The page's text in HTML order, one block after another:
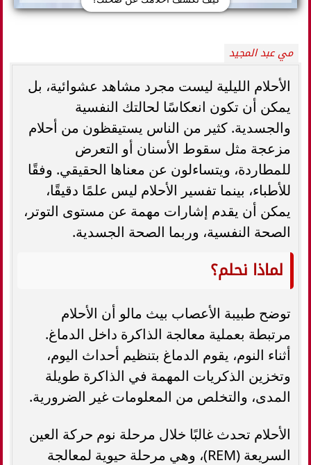
مي عبد المجيد
الأحلام الليلية ليست مجرد مشاهد عشوائية، بل
يمكن أن تكون انعكاسًا لحالتك النفسية
والجسدية. كثير من الناس يستيقظون من أحلام
مزعجة مثل سقوط الأسنان أو التعرض
للمطاردة، ويتساءلون عن معناها الحقيقي. وفقًا
للأطباء، بينما تفسير الأحلام ليس علمًا دقيقًا،
يمكن أن يقدم إشارات مهمة عن مستوى التوتر،
الصحة النفسية، وربما الصحة الجسدية.
لماذا نحلم؟
توضح طبيبة الأعصاب بيث مالو أن الأحلام
مرتبطة بعملية معالجة الذاكرة داخل الدماغ.
أثناء النوم، يقوم الدماغ بتنظيم أحداث اليوم،
وتخزين الذكريات المهمة في الذاكرة طويلة
المدى، والتخلص من المعلومات غير الضرورية.
الأحلام تحدث غالبًا خلال مرحلة نوم حركة العين
السريعة (REM)، وهي مرحلة حيوية لمعالجة